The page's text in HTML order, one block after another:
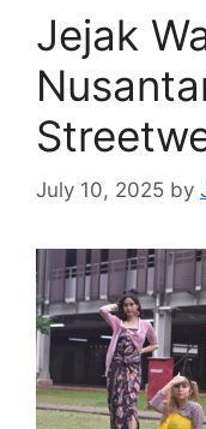
Jejak
July 10, 2025 by